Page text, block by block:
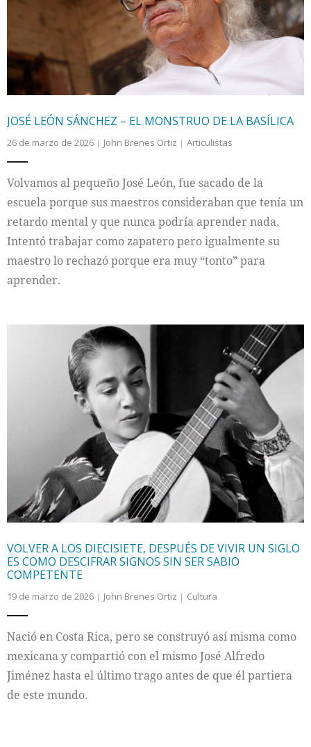
JOSÉ LEÓN SÁNCHEZ – EL MONSTRUO DE LA BASÍLICA
26 de marzo de 2026 John Brenes Ortiz Articulistas
Volvamos al pequeño José León, fue sacado de la
escuela porque sus maestros consideraban que tenía un
retardo mental y que nunca podría aprender nada.
Intentó trabajar como zapatero pero igualmente su
maestro lo rechazó porque era muy “tonto” para
aprender.
VOLVER A LOS DIECISIETE, DESPUÉS DE VIVIR UN SIGLO
ES COMO DESCIFRAR SIGNOS SIN SER SABIO
COMPETENTE
19 de marzo de 2026 John Brenes Ortiz Cultura
Nació en Costa Rica, pero se construyó así misma como
mexicana y compartió con el mismo José Alfredo
Jiménez hasta el último trago antes de que él partiera
de este mundo.